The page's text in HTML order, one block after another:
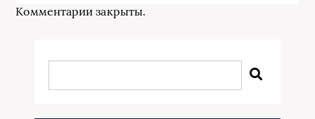
Комментарии закрыты.